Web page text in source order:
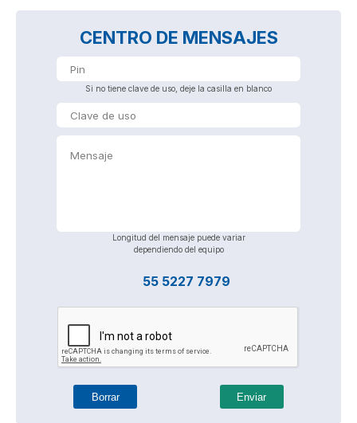
CENTRO DE MENSAJES
Si no tiene clave de uso, deje la casilla en blanco
Longitud del mensaje puede variar
dependiendo del equipo
55 5227 7979
Borrar Enviar